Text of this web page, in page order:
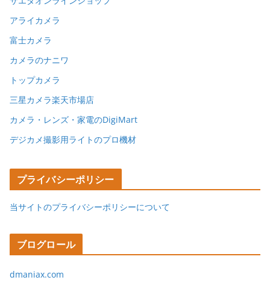
アライカメラ
富士カメラ
カメラのナニワ
トップカメラ
三星カメラ楽天市場店
カメラ・レンズ・家電のDigiMart
デジカメ撮影用ライトのプロ機材
プライバシーポリシー
当サイトのプライバシーポリシーについて
ブログロール
dmaniax.com